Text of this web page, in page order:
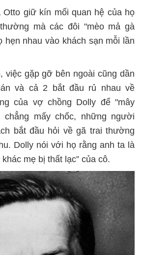
Otto giữ kín mối quan hệ của họ
mà các đôi "mèo mả gà
hẹn nhau vào khách sạn mỗi lần
việc gặp gỡ bên ngoài cũng dần
và cả 2 bắt đầu rủ nhau về
của vợ chồng Dolly để "mây
chẳng mấy chốc, những người
bắt đầu hỏi về gã trai thường
Dolly nói với họ rằng anh ta là
mẹ bị thất lạc” của cô.